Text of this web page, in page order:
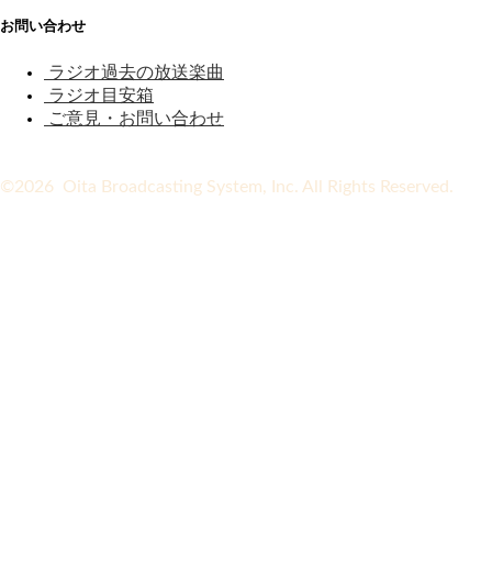
お問い合わせ
ラジオ過去の放送楽曲
ラジオ目安箱
ご意見・お問い合わせ
©2026 Oita Broadcasting System, Inc. All Rights Reserved.